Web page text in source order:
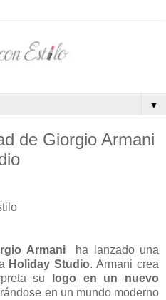
▼
de Giorgio Armani
Armaniha lanzado una
Holiday Studio. Armani crea
su
logo en un nuevo
en un mundo moderno